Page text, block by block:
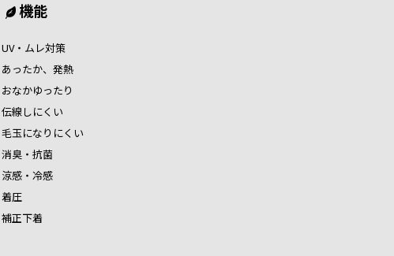
機能
UV・ムレ対策
あったか、発熱
おなかゆったり
伝線しにくい
毛玉になりにくい
消臭・抗菌
涼感・冷感
着圧
補正下着